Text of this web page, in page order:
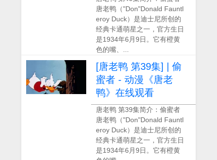
唐老鸭（"Don"Donald Fauntl
eroy Duck）是迪士尼所创的
经典卡通萌星之一，官方生日
是1934年6月9日。它有橙黄
色的嘴、...
[唐老鸭 第39集] | 偷
蜜者 - 动漫《唐老
鸭》在线观看
唐老鸭 第39集简介：偷蜜者
唐老鸭（"Don"Donald Fauntl
eroy Duck）是迪士尼所创的
经典卡通萌星之一，官方生日
是1934年6月9日。它有橙黄